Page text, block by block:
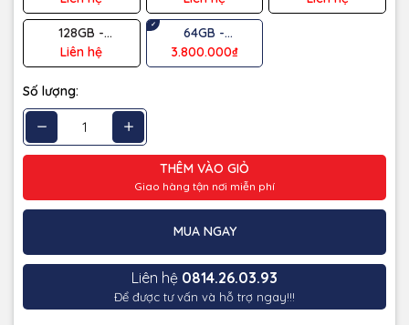
128GB -
300/260MB/s
Liên hệ
64GB -
300/260MB/s
3.800.000₫
Số lượng:
THÊM VÀO GIỎ
Giao hàng tận nơi miễn phí
MUA NGAY
Liên hệ 0814.26.03.93
Để được tư vấn và hỗ trợ ngay!!!